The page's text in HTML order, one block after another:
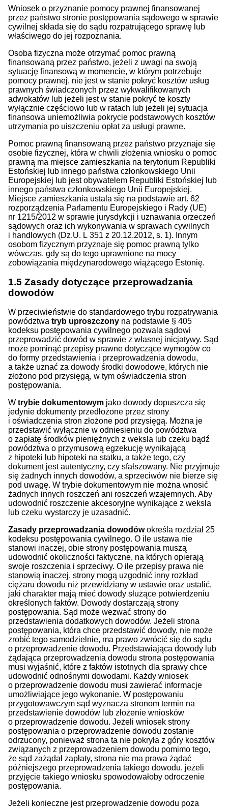
Wniosek o przyznanie pomocy prawnej finansowanej
przez państwo stronie postępowania sądowego w sprawie
cywilnej składa się do sądu rozpatrującego sprawę lub
właściwego do jej rozpoznania.
Osoba fizyczna może otrzymać pomoc prawną
finansowaną przez państwo, jeżeli z uwagi na swoją
sytuację finansową w momencie, w którym potrzebuje
pomocy prawnej, nie jest w stanie pokryć kosztów usług
prawnych świadczonych przez wykwalifikowanych
adwokatów lub jeżeli jest w stanie pokryć te koszty
wyłącznie częściowo lub w ratach lub jeżeli jej sytuacja
finansowa uniemożliwia pokrycie podstawowych kosztów
utrzymania po uiszczeniu opłat za usługi prawne.
Pomoc prawną finansowaną przez państwo przyznaje się
osobie fizycznej, która w chwili złożenia wniosku o pomoc
prawną ma miejsce zamieszkania na terytorium Republiki
Estońskiej lub innego państwa członkowskiego Unii
Europejskiej lub jest obywatelem Republiki Estońskiej lub
innego państwa członkowskiego Unii Europejskiej.
Miejsce zamieszkania ustala się na podstawie art. 62
rozporządzenia Parlamentu Europejskiego i Rady (UE)
nr 1215/2012 w sprawie jurysdykcji i uznawania orzeczeń
sądowych oraz ich wykonywania w sprawach cywilnych
i handlowych (Dz.U. L 351 z 20.12.2012, s. 1). Innym
osobom fizycznym przyznaje się pomoc prawną tylko
wówczas, gdy są do tego uprawnione na mocy
zobowiązania międzynarodowego wiążącego Estonię.
1.5 Zasady dotyczące przeprowadzania
dowodów
W przeciwieństwie do standardowego trybu rozpatrywania
powództwa tryb uproszczony na podstawie § 405
kodeksu postępowania cywilnego pozwala sądowi
przeprowadzić dowód w sprawie z własnej inicjatywy. Sąd
może pominąć przepisy prawne dotyczące wymogów co
do formy przedstawienia i przeprowadzenia dowodu,
a także uznać za dowody środki dowodowe, których nie
złożono pod przysięgą, w tym oświadczenia stron
postępowania.
W trybie dokumentowym jako dowody dopuszcza się
jedynie dokumenty przedłożone przez strony
i oświadczenia stron złożone pod przysięgą. Można je
przedstawić wyłącznie w odniesieniu do powództwa
o zapłatę środków pieniężnych z weksla lub czeku bądź
powództwa o przymusową egzekucję wynikającą
z hipoteki lub hipoteki na statku, a także tego, czy
dokument jest autentyczny, czy sfałszowany. Nie przyjmuje
się żadnych innych dowodów, a sprzeciwów nie bierze się
pod uwagę. W trybie dokumentowym nie można wnosić
żadnych innych roszczeń ani roszczeń wzajemnych. Aby
udowodnić roszczenie akcesoryjne wynikające z weksla
lub czeku wystarczy je uzasadnić.
Zasady przeprowadzania dowodówokreśla rozdział 25
kodeksu postępowania cywilnego. O ile ustawa nie
stanowi inaczej, obie strony postępowania muszą
udowodnić okoliczności faktyczne, na których opierają
swoje roszczenia i sprzeciwy. O ile przepisy prawa nie
stanowią inaczej, strony mogą uzgodnić inny rozkład
ciężaru dowodu niż przewidziany w ustawie oraz ustalić,
jaki charakter mają mieć dowody służące potwierdzeniu
określonych faktów. Dowody dostarczają strony
postępowania. Sąd może wezwać strony do
przedstawienia dodatkowych dowodów. Jeżeli strona
postępowania, która chce przedstawić dowody, nie może
zrobić tego samodzielnie, ma prawo zwrócić się do sądu
o przeprowadzenie dowodu. Przedstawiająca dowody lub
żądająca przeprowadzenia dowodu strona postępowania
musi wyjaśnić, które z faktów istotnych dla sprawy chce
udowodnić odnośnymi dowodami. Każdy wniosek
o przeprowadzenie dowodu musi zawierać informacje
umożliwiające jego wykonanie. W postępowaniu
przygotowawczym sąd wyznacza stronom termin na
przedstawienie dowodów lub złożenie wniosków
o przeprowadzenie dowodu. Jeżeli wniosek strony
postępowania o przeprowadzenie dowodu zostanie
odrzucony, ponieważ strona ta nie pokryła z góry kosztów
związanych z przeprowadzeniem dowodu pomimo tego,
że sąd zażądał zapłaty, strona nie ma prawa żądać
późniejszego przeprowadzenia takiego dowodu, jeżeli
przyjęcie takiego wniosku spowodowałoby odroczenie
postępowania.
Jeżeli konieczne jest przeprowadzenie dowodu poza